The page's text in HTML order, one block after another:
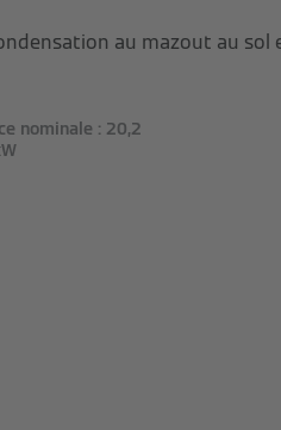
au mazout au sol
nominale : 20,2